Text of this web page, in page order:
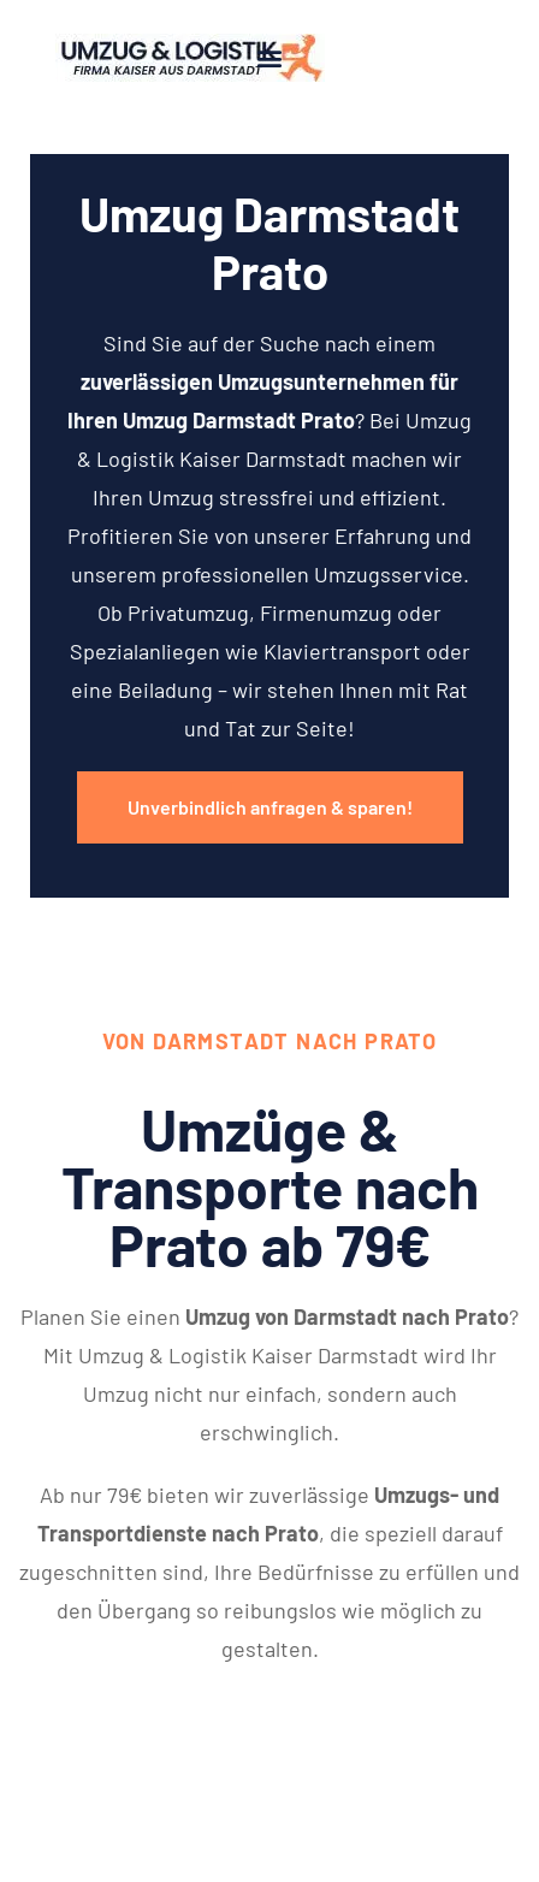
Umzug Darmstadt
Prato
Sind Sie auf der Suche nach einem
zuverlässigen Umzugsunternehmen für
Ihren Umzug Darmstadt Prato? Bei Umzug
& Logistik Kaiser Darmstadt machen wir
Ihren Umzug stressfrei und effizient.
Profitieren Sie von unserer Erfahrung und
unserem professionellen Umzugsservice.
Ob Privatumzug, Firmenumzug oder
Spezialanliegen wie Klaviertransport oder
eine Beiladung – wir stehen Ihnen mit Rat
und Tat zur Seite!
Unverbindlich anfragen & sparen!
VON DARMSTADT NACH PRATO
Umzüge &
Transporte nach
Prato ab 79€
Planen Sie einen Umzug von Darmstadt nach Prato?
Mit Umzug & Logistik Kaiser Darmstadt wird Ihr
Umzug nicht nur einfach, sondern auch
erschwinglich.
Ab nur 79€ bieten wir zuverlässige Umzugs- und
Transportdienste nach Prato, die speziell darauf
zugeschnitten sind, Ihre Bedürfnisse zu erfüllen und
den Übergang so reibungslos wie möglich zu
gestalten.